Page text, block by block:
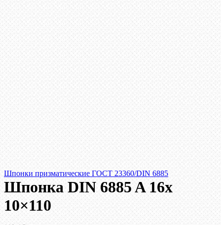
Шпонки призматические ГОСТ 23360/DIN 6885
Шпонка DIN 6885 A 16x
10×110